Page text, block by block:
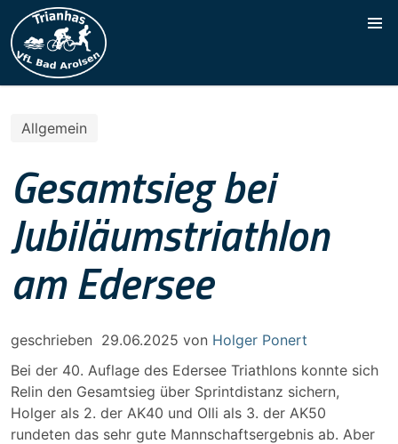
Allgemein
Gesamtsieg bei
Jubiläumstriathlon
am Edersee
geschrieben 29.06.2025 von Holger Ponert
Bei der 40. Auflage des Edersee Triathlons konnte sich
Relin den Gesamtsieg über Sprintdistanz sichern,
Holger als 2. der AK40 und Olli als 3. der AK50
rundeten das sehr gute Mannschaftsergebnis ab. Aber